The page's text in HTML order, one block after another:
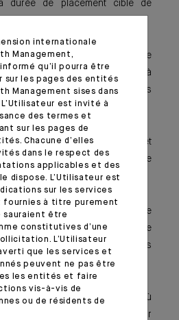
durée de placement cible de
d’assurance vie sous réserve
l’assureur(s), il ouvre l’accès à
intégrant des instruments
dérivés, l’or…
des produits dérivés (options et
plus facilement un portefeuille
de la gestion.
bénéficie d’un contrôle
indépendant de la société de
continu le respect des ratios
est simplifié dans la mesure où
que par une seule ligne sur
internationale
Management,
qu’il pourra être
sur les pages des entités
Management sises dans
est invité à
des termes et
sur les pages de
Chacune d’elles
dans le respect des
applicables et des
dispose. L’Utilisateur est
sur les services
fournies à titre purement
être
constitutives d’une
L’Utilisateur
que les services et
peuvent ne pas être
les entités et faire
vis-à-vis de
ou de résidents de